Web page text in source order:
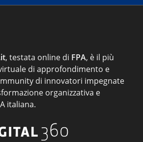
, testata online di FPA, è il più
di approfondimento e
di innovatori impegnate
organizzativa e
italiana.